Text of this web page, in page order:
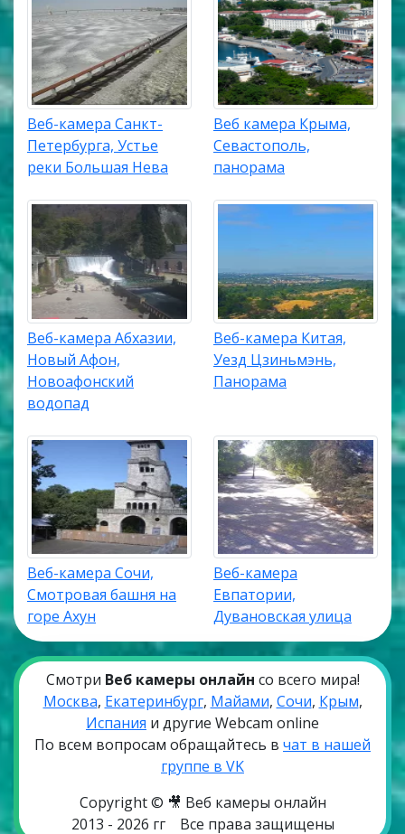
Веб-камера Санкт-
Петербурга, Устье
реки Большая Нева
Веб камера Крыма,
Севастополь,
панорама
Веб-камера Абхазии,
Новый Афон,
Новоафонский
водопад
Веб-камера Китая,
Уезд Цзиньмэнь,
Панорама
Веб-камера Сочи,
Смотровая башня на
горе Ахун
Веб-камера
Евпатории,
Дувановская улица
Смотри Веб камеры онлайн со всего мира!
Москва, Екатеринбург, Майами, Сочи, Крым,
Испания и другие Webcam online
По всем вопросам обращайтесь в чат в нашей
группе в VK
Copyright © 🎥 Веб камеры онлайн
2013 - 2026 гг
Все права защищены